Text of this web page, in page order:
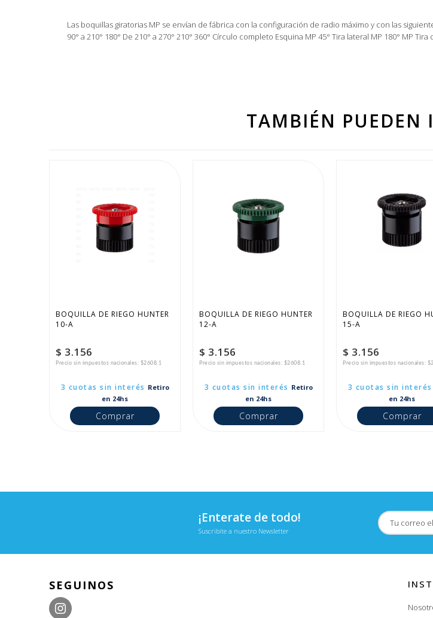
Las boquillas giratorias MP se envían de fábrica con la configuración de radio máximo y con las
90° a 210° 180° De 210° a 270° 210° 360° Círculo completo Esquina MP 45° Tira lateral MP 180° MP
3
TAMBIÉN PUEDEN
BOQUILLA DE RIEGO HUNTER
10-A
$ 3.156
Precio sin impuestos nacionales: $2608.1
3 cuotas sin interés Retiro
en 24hs
Comprar
BOQUILLA DE RIEGO HUNTER
12-A
$ 3.156
Precio sin impuestos nacionales: $2608.1
3 cuotas sin interés Retiro
en 24hs
Comprar
BOQUILLA DE RIEGO
15-A
$ 3.156
Precio sin impuestos nacionales:
3 cuotas sin interés
en 24hs
Comprar
¡Enterate de todo!
Suscribite a nuestro Newsletter
SEGUINOS